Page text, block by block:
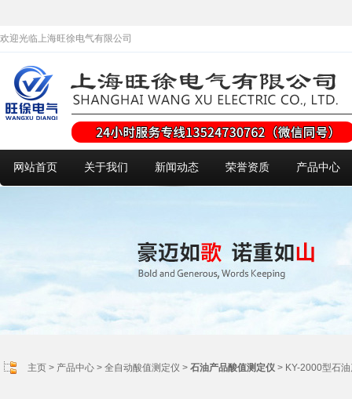
欢迎光临上海旺徐电气有限公司
网站首页 关于我们 新闻动态 荣誉资质 产品中心
主页 > 产品中心 > 全自动酸值测定仪 > 石油产品酸值测定仪 > KY-2000型石